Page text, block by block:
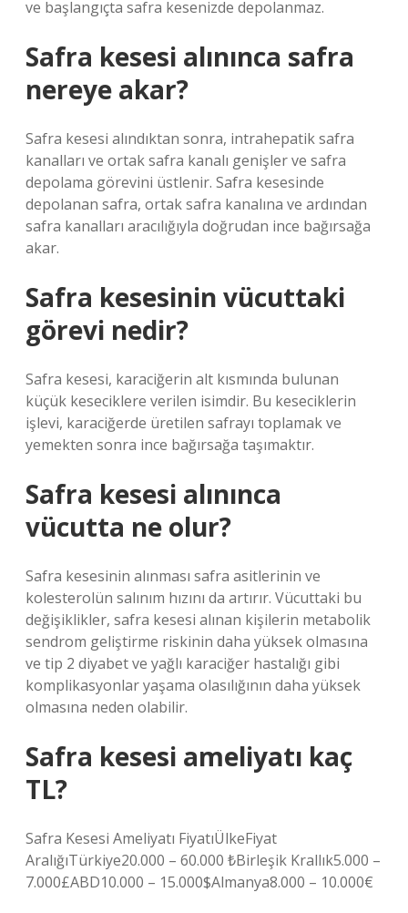
ve başlangıçta safra kesenizde depolanmaz.
Safra kesesi alınınca safra
nereye akar?
Safra kesesi alındıktan sonra, intrahepatik safra
kanalları ve ortak safra kanalı genişler ve safra
depolama görevini üstlenir. Safra kesesinde
depolanan safra, ortak safra kanalına ve ardından
safra kanalları aracılığıyla doğrudan ince bağırsağa
akar.
Safra kesesinin vücuttaki
görevi nedir?
Safra kesesi, karaciğerin alt kısmında bulunan
küçük keseciklere verilen isimdir. Bu keseciklerin
işlevi, karaciğerde üretilen safrayı toplamak ve
yemekten sonra ince bağırsağa taşımaktır.
Safra kesesi alınınca
vücutta ne olur?
Safra kesesinin alınması safra asitlerinin ve
kolesterolün salınım hızını da artırır. Vücuttaki bu
değişiklikler, safra kesesi alınan kişilerin metabolik
sendrom geliştirme riskinin daha yüksek olmasına
ve tip 2 diyabet ve yağlı karaciğer hastalığı gibi
komplikasyonlar yaşama olasılığının daha yüksek
olmasına neden olabilir.
Safra kesesi ameliyatı kaç
TL?
Safra Kesesi Ameliyatı FiyatıÜlkeFiyat
AralığıTürkiye20.000 – 60.000 ₺Birleşik Krallık5.000 –
7.000£ABD10.000 – 15.000$Almanya8.000 – 10.000€